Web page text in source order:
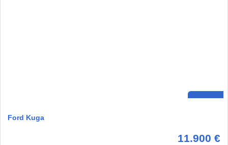
Ford Kuga
11.900 €